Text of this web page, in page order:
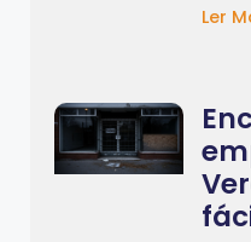
Ler